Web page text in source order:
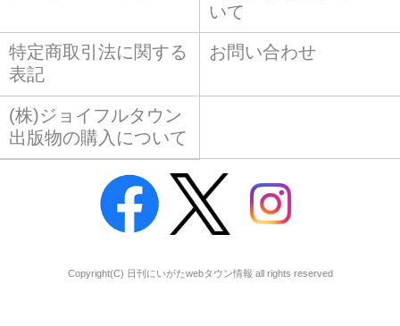
いて
特定商取引法に関する
表記
お問い合わせ
(株)ジョイフルタウン
出版物の購入について
Copyright(C) 日刊にいがたwebタウン情報 all rights reserved